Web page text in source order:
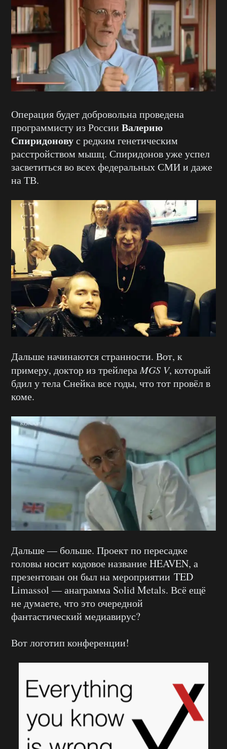
Операция будет добровольна проведена
программисту из России Валерию
Спиридоновус редким генетическим
расстройством мышц. Спиридонов уже успел
засветиться во всех федеральных СМИ и даже
на ТВ.
Дальше начинаются странности. Вот, к
примеру, доктор из трейлераMGS V, который
бдил у тела Снейка все годы, что тот провёл в
коме.
Дальше — больше. Проект по пересадке
головы носит кодовое название HEAVEN, а
презентован он был на мероприятии TED
Limassol — анаграмма Solid Metals. Всё ещё
не думаете, что это очередной
фантастический медиавирус?
Вот логотип конференции!